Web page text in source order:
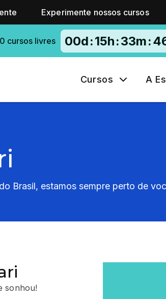
Experimente nossos cursos
cursos livres 00d:15h:33m:
Cursos A
Brasil, estamos sempre perto de
sonhou!